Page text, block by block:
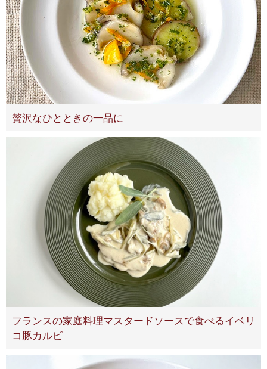
贅沢なひとときの一品に
フランスの家庭料理マスタードソースで食べるイベリ
コ豚カルビ